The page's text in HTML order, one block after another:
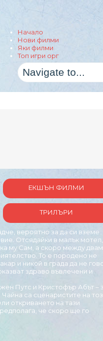
Начало
Нови филми
Яки филми
Топ игри орг
ЕКШЪН ФИЛМИ
ТРИЛЪРИ
вероятно за да си вземе
Отсядайки в малък мотел,
му Сам, а скоро между
То е породено не
и никой в града да не
здраво въвлечени и
Путс и Кристофър Абът –
са сценаристите на
откриването на тази
че скоро ще го